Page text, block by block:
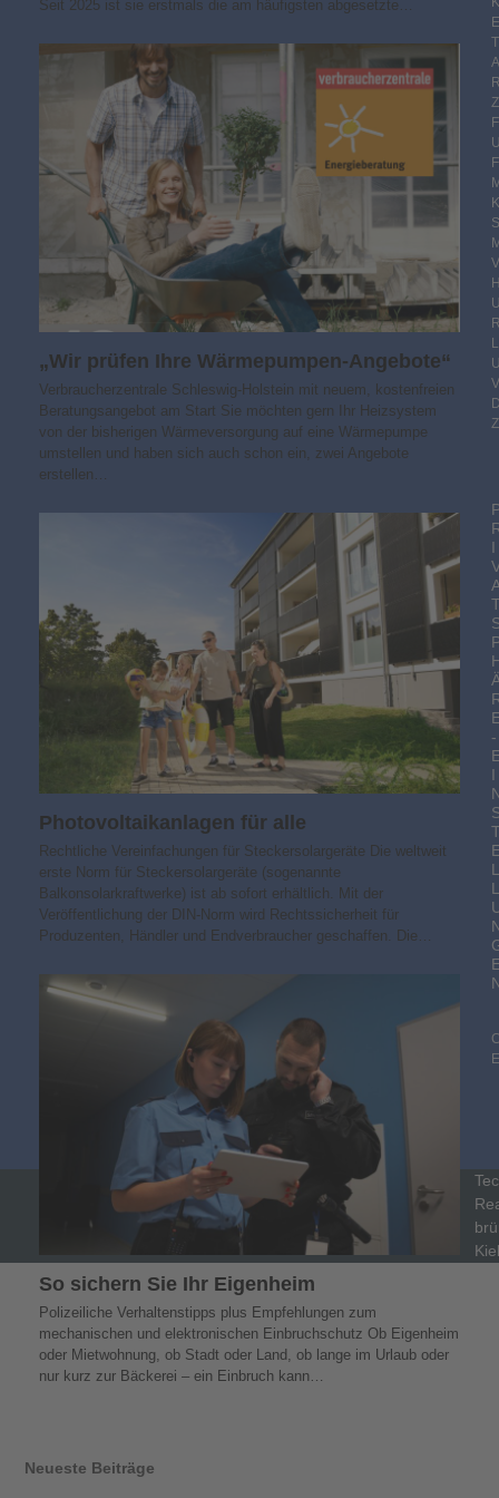
Seit 2025 ist sie erstmals die am häufigsten abgesetzte…
„Wir prüfen Ihre Wärmepumpen-Angebote“
Verbraucherzentrale Schleswig-Holstein mit neuem, kostenfreien
Beratungsangebot am Start Sie möchten gern Ihr Heizsystem
von der bisherigen Wärmeversorgung auf eine Wärmepumpe
umstellen und haben sich auch schon ein, zwei Angebote
erstellen…
Photovoltaik­­anlagen für alle
Rechtliche Vereinfachungen für Steckersolargeräte Die weltweit
erste Norm für Steckersolargeräte (sogenannte
Balkonsolarkraftwerke) ist ab sofort erhältlich. Mit der
Veröffentlichung der DIN-Norm wird Rechtssicherheit für
Produzenten, Händler und Endverbraucher geschaffen. Die…
So sichern Sie Ihr Eigenheim
Polizeiliche Verhaltenstipps plus Empfehlungen zum
mechanischen und elektronischen Einbruchschutz Ob Eigenheim
oder Mietwohnung, ob Stadt oder Land, ob lange im Urlaub oder
nur kurz zur Bäckerei – ein Einbruch kann…
Neueste Beiträge
I
-
I
L
L
Kiel